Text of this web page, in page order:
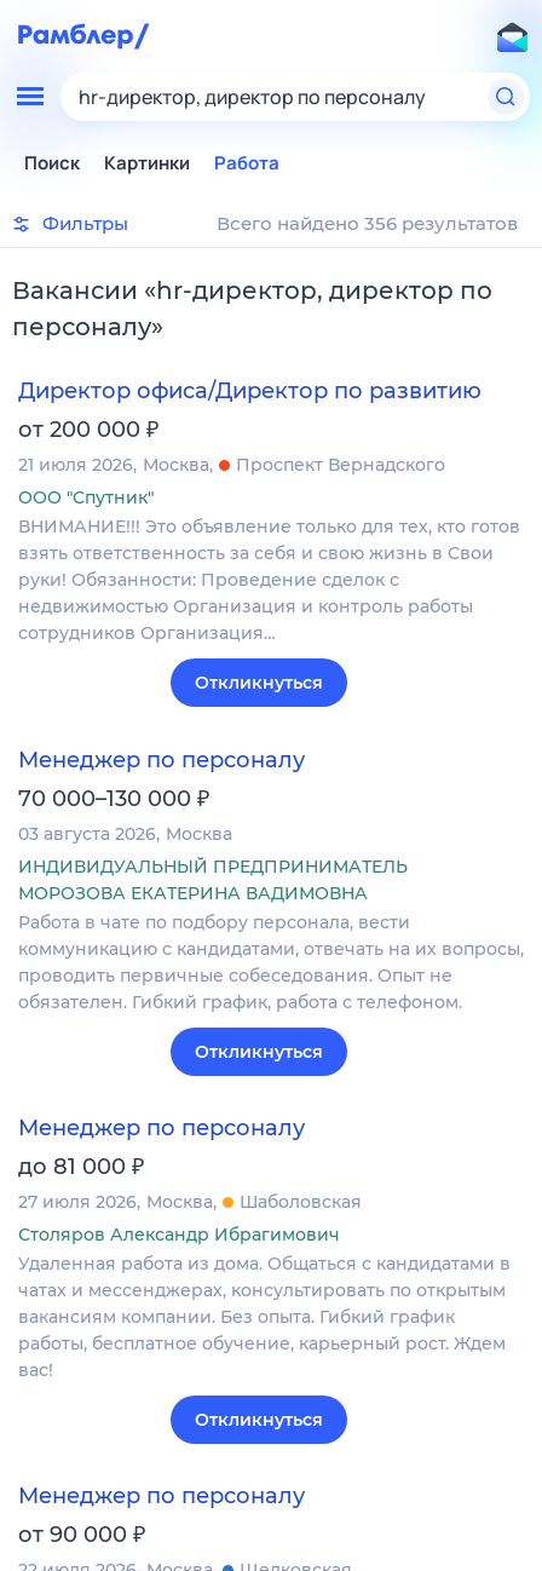
hr-директор, директор по персоналу
Поиск Картинки Работа
Фильтры Всего найдено 356 результатов
Вакансии «hr-директор, директор по
персоналу»
Директор офиса/Директор по развитию
от 200 000 ₽
21 июля 2026 Москва
Проспект Вернадского
ООО "Спутник"
ВНИМАНИЕ!!! Это объявление только для тех, кто готов
взять ответственность за себя и свою жизнь в Свои
руки! Обязанности: Проведение сделок с
недвижимостью Организация и контроль работы
сотрудников Организация…
Откликнуться
Менеджер по персоналу
70 000–130 000 ₽
03 августа 2026 Москва
ИНДИВИДУАЛЬНЫЙ ПРЕДПРИНИМАТЕЛЬ
МОРОЗОВА ЕКАТЕРИНА ВАДИМОВНА
Работа в чате по подбору персонала, вести
коммуникацию с кандидатами, отвечать на их вопросы,
проводить первичные собеседования. Опыт не
обязателен. Гибкий график, работа с телефоном.
Откликнуться
Менеджер по персоналу
до 81 000 ₽
27 июля 2026 Москва
Шаболовская
Столяров Александр Ибрагимович
Удаленная работа из дома. Общаться с кандидатами в
чатах и мессенджерах, консультировать по открытым
вакансиям компании. Без опыта. Гибкий график
работы, бесплатное обучение, карьерный рост. Ждем
вас!
Откликнуться
Менеджер по персоналу
от 90 000 ₽